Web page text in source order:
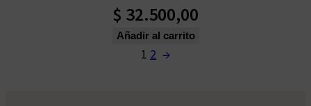
$ 32.500,00
Añadir al carrito
1 2 →